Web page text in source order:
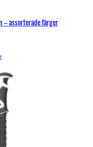
– assorterade färger